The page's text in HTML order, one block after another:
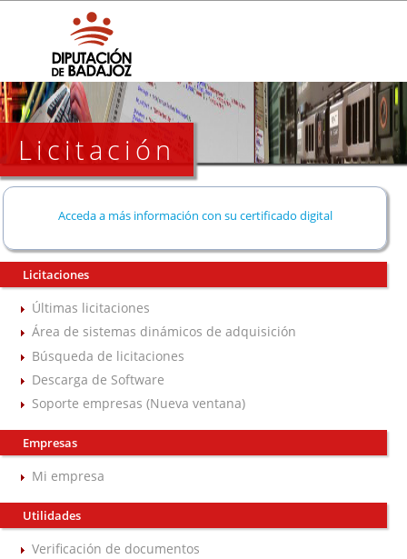
Licitación
Acceda a más información con su certificado digital
Licitaciones
Últimas licitaciones
Área de sistemas dinámicos de adquisición
Búsqueda de licitaciones
Descarga de Software
Soporte empresas (Nueva ventana)
Empresas
Mi empresa
Utilidades
Verificación de documentos